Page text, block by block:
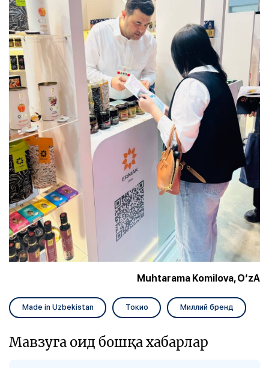
Muhtarama Komilova, O‘zA
Made in Uzbekistan Токио Миллий бренд
Мавзуга оид бошқа хабарлар